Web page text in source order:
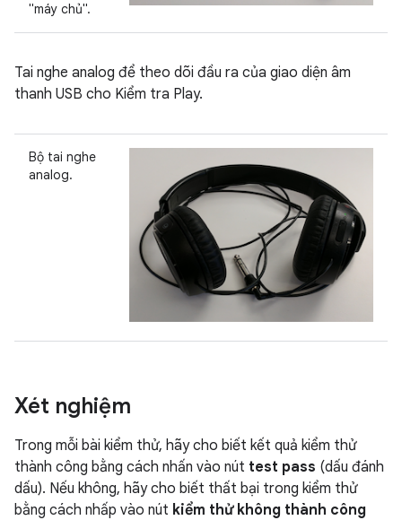
"máy chủ".
Tai nghe analog để theo dõi đầu ra của giao diện âm
thanh USB cho Kiểm tra Play.
Bộ tai nghe
analog.
Xét nghiệm
Trong mỗi bài kiểm thử, hãy cho biết kết quả kiểm thử
thành công bằng cách nhấn vào nút test pass (dấu đánh
dấu). Nếu không, hãy cho biết thất bại trong kiểm thử
bằng cách nhấp vào nút kiểm thử không thành công